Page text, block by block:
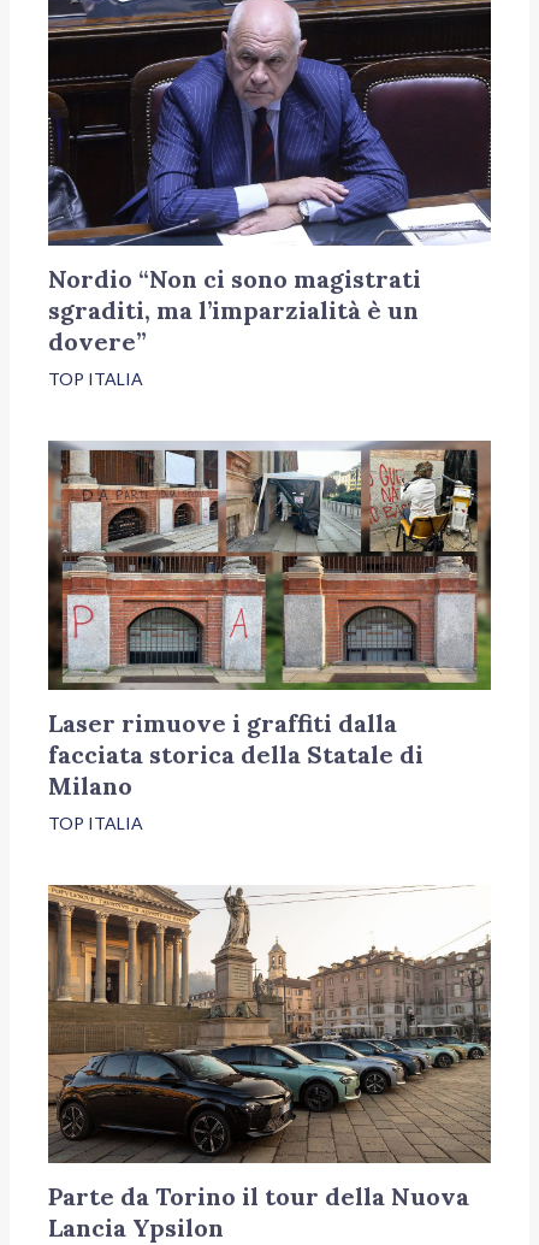
Nordio “Non ci sono magistrati
sgraditi, ma l’imparzialità è un
dovere”
TOP ITALIA
Laser rimuove i graffiti dalla
facciata storica della Statale di
Milano
TOP ITALIA
Parte da Torino il tour della Nuova
Lancia Ypsilon